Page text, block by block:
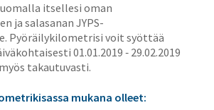
itsellesi oman
ja salasanan JYPS-
Pyöräilykilometrisi voit syöttää
01.01.2019 ‐ 29.02.2019
takautuvasti.
mukana olleet: